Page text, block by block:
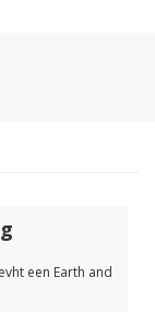
een Earth and